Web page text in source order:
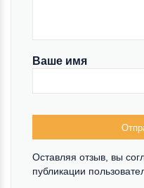
Ваше имя
Оставляя отзыв, вы
публикации